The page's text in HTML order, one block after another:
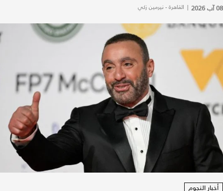
08 آب 2026 | القاهرة - نيرمين زكي
أخبار النجوم